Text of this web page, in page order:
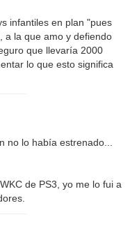
infantiles en plan "pues
a la que amo y defiendo
que llevaría 2000
lo que esto significa
no lo había estrenado...
de PS3, yo me lo fui a